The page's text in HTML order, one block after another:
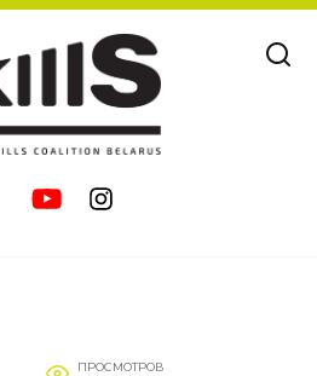
ПРОСМОТРОВ